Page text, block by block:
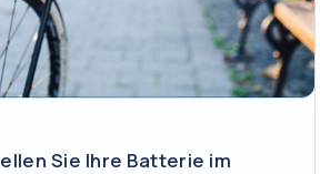
Sie Ihre Batterie im